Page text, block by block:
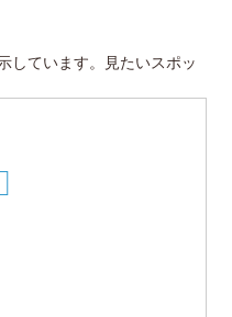
しています。見たいスポッ